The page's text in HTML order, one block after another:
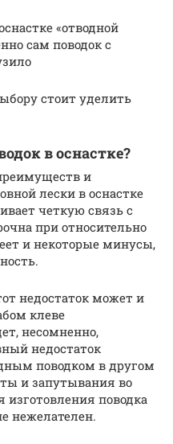
«отводной
сам поводок с
стоит уделить
в оснастке?
и
лески в оснастке
четкую связь с
при относительно
и некоторые минусы,
недостаток может и
клеве
несомненно,
недостаток
поводком в другом
и запутывания во
изготовления поводка
нежелателен.